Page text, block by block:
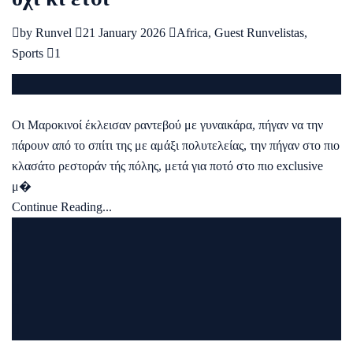
by Runvel 21 January 2026 Africa, Guest Runvelistas,
Sports
1
Οι Μαροκινοί έκλεισαν ραντεβού με γυναικάρα, πήγαν να την
πάρουν από το σπίτι της με αμάξι πολυτελείας, την πήγαν στο πιο
κλασάτο ρεστοράν τής πόλης, μετά για ποτό στο πιο exclusive
μ�
Continue Reading...